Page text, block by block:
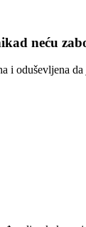
neću
i oduševljena